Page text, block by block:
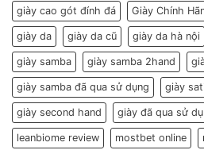
giày cao gót đính đá Giày Chính
giày da giày da cũ giày da hà nội
giày samba giày samba 2hand
giày samba đã qua sử dụng giày
giày second hand giày đã qua sử
leanbiome review mostbet online